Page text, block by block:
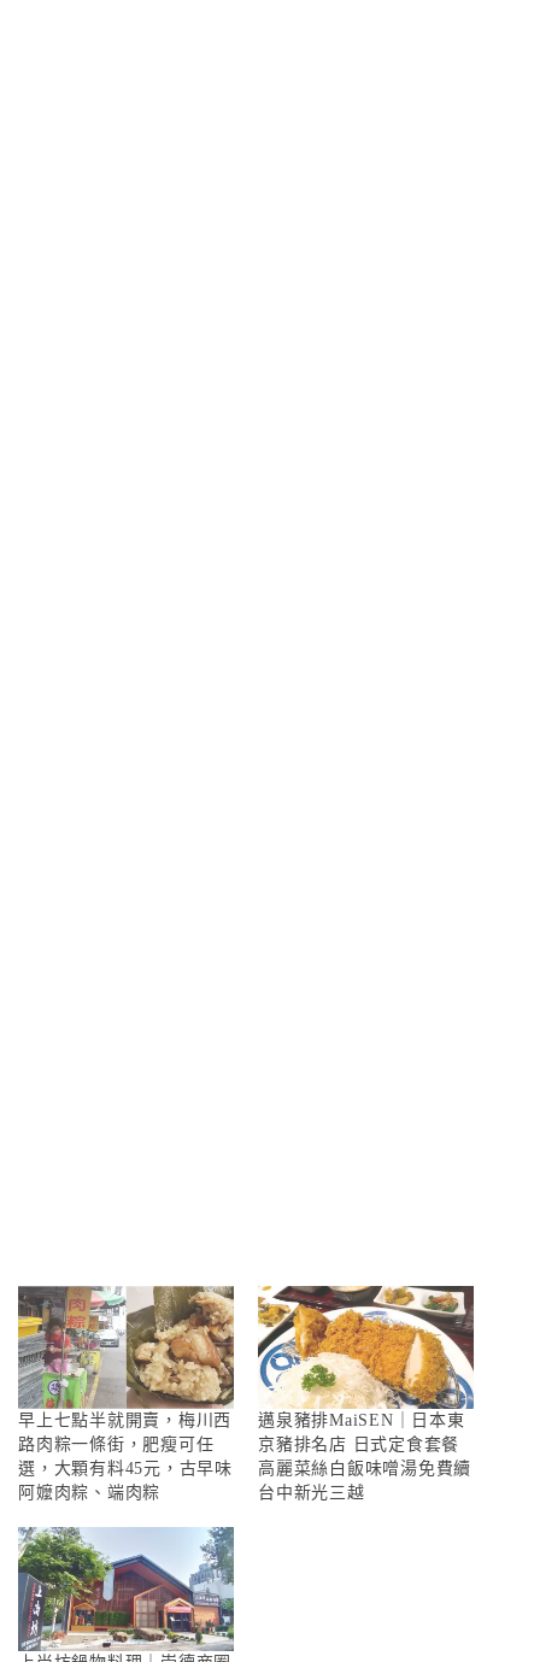
早上七點半就開賣，梅川西
路肉粽一條街，肥瘦可任
選，大顆有料45元，古早味
阿嬤肉粽、端肉粽
邁泉豬排MaiSEN｜日本東
京豬排名店 日式定食套餐
高麗菜絲白飯味噌湯免費續
台中新光三越